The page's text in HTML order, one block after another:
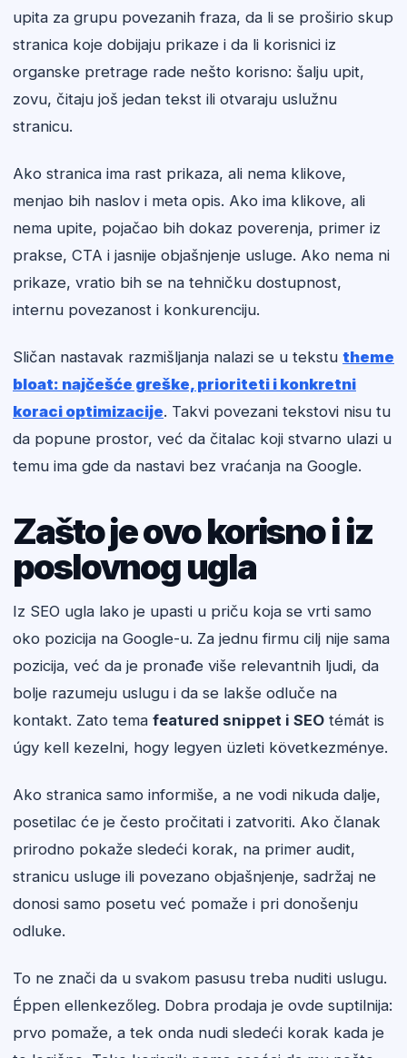
upita za grupu povezanih fraza, da li se proširio skup
stranica koje dobijaju prikaze i da li korisnici iz
organske pretrage rade nešto korisno: šalju upit,
zovu, čitaju još jedan tekst ili otvaraju uslužnu
stranicu.
Ako stranica ima rast prikaza, ali nema klikove,
menjao bih naslov i meta opis. Ako ima klikove, ali
nema upite, pojačao bih dokaz poverenja, primer iz
prakse, CTA i jasnije objašnjenje usluge. Ako nema ni
prikaze, vratio bih se na tehničku dostupnost,
internu povezanost i konkurenciju.
Sličan nastavak razmišljanja nalazi se u tekstu theme
bloat: najčešće greške, prioriteti i konkretni
koraci optimizacije. Takvi povezani tekstovi nisu tu
da popune prostor, već da čitalac koji stvarno ulazi u
temu ima gde da nastavi bez vraćanja na Google.
Zašto je ovo korisno i iz
poslovnog ugla
Iz SEO ugla lako je upasti u priču koja se vrti samo
oko pozicija na Google-u. Za jednu firmu cilj nije sama
pozicija, već da je pronađe više relevantnih ljudi, da
bolje razumeju uslugu i da se lakše odluče na
kontakt. Zato tema featured snippet i SEO témát is
úgy kell kezelni, hogy legyen üzleti következménye.
Ako stranica samo informiše, a ne vodi nikuda dalje,
posetilac će je često pročitati i zatvoriti. Ako članak
prirodno pokaže sledeći korak, na primer audit,
stranicu usluge ili povezano objašnjenje, sadržaj ne
donosi samo posetu već pomaže i pri donošenju
odluke.
To ne znači da u svakom pasusu treba nuditi uslugu.
Éppen ellenkezőleg. Dobra prodaja je ovde suptilnija:
prvo pomaže, a tek onda nudi sledeći korak kada je